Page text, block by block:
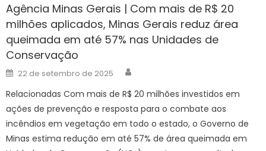
Agência Minas Gerais | Com mais de R$ 20
milhões aplicados, Minas Gerais reduz área
queimada em até 57% nas Unidades de
Conservação
Posted
on
22 de setembro de 2025
Relacionadas Com mais de R$ 20 milhões investidos em
ações de prevenção e resposta para o combate aos
incêndios em vegetação em todo o estado, o Governo de
Minas estima redução em até 57% de área queimada em